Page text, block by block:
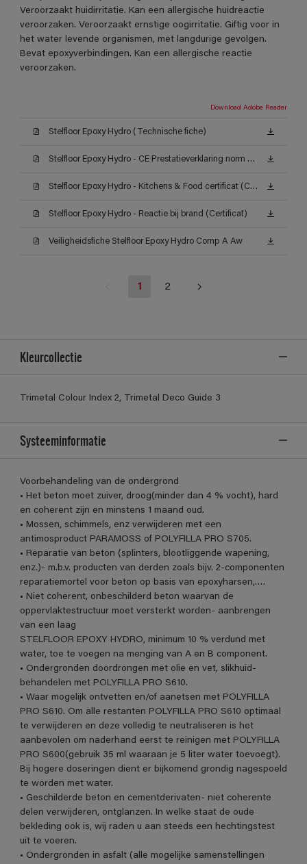
Veroorzaakt huidirritatie. Kan een allergische huidreactie
veroorzaken. Veroorzaakt ernstige oogirritatie. Giftig voor in
het water levende organismen, met langdurige gevolgen.
Bevat epoxyverbindingen. Kan een allergische reactie
veroorzaken.
Download Adobe Reader
Stelfloor Epoxy Hydro (Technische fiche)
Stelfloor Epoxy Hydro - CE Prestatieverklaring norm EN 1504-2_2 (Certificat)
Stelfloor Epoxy Hydro - Kitchens & Food certificat (Certificat)
Stelfloor Epoxy Hydro - Reactie bij brand (Certificat)
Veiligheidsfiche Stelfloor Epoxy Hydro Comp A Aw
1 2
Kleurcollectie
Trimetal Colour Index 2, Trimetal Deco Guide 3
Systeeminformatie
Voorbehandeling van de ondergrond
• Het beton moet zuiver, droog(minder dan 4 % vocht), hard
en coherent zijn en minstens 1 maand oud.
• Mossen, schimmels, enz verwijderen met een
antimosproduct PARAMOSS of POLYFILLA PRO S705.
• Reparatie van beton (splinters, blootliggende wapening,
enz.)- m.b.v. producten van derden zoals bijv. 2-componenten
reparatiemortel voor beton op basis van epoxyharsen,….
• Niet coherent, onbeschilderd beton waarvan de
oppervlaktestructuur moet versterkt worden- aanbrengen
van een laag
STELFLOOR EPOXY HYDRO, minimum 10 % verdund met
water, toe te voegen na menging van A en B component.
• Ondergronden doordrongen met olie en vet, slikhuid-
behandelen met POLYFILLA PRO S610.
• Waar mogelijk ontvetten en/of aanetsen met POLYFILLA
PRO S610. Om alle restanten POLYFILLA PRO S610 optimaal
te verwijderen en deze volledig te neutraliseren is het
aanbevolen om naderhand eerst te reinigen met POLYFILLA
PRO S600(gebruik 35 ml waaraan je 5 liter water toevoegt).
Bij hogere doseringen dient er bijkomend grondig nagespoeld
te worden met water.
• Geschilderde beton en cementderivaten- niet coherente
delen verwijderen, ontglanzen. In welke staat de oude
bekleding ook is, wij raden u aan steeds een hechtingstest
uit te voeren.
• Ondergronden in asfalt (alle mogelijke samenstellingen